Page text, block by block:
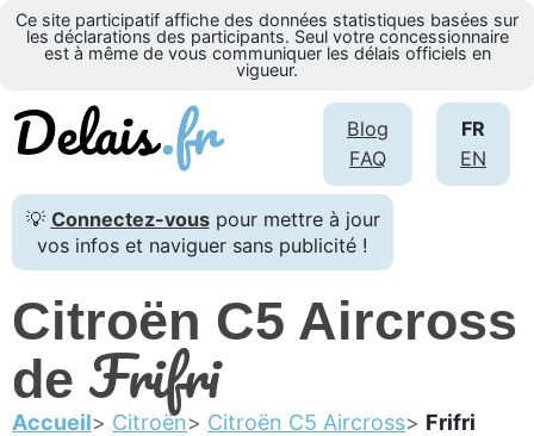
Ce site participatif affiche des données statistiques basées sur
les déclarations des participants. Seul votre concessionnaire
est à même de vous communiquer les délais officiels en
vigueur.
FR
EN
Blog
FAQ
💡 Connectez-vouspour mettre à jour
vos infos et naviguer sans publicité !
Citroën C5 Aircross
de Frifri
Accueil Citroën Citroën C5 Aircross Frifri